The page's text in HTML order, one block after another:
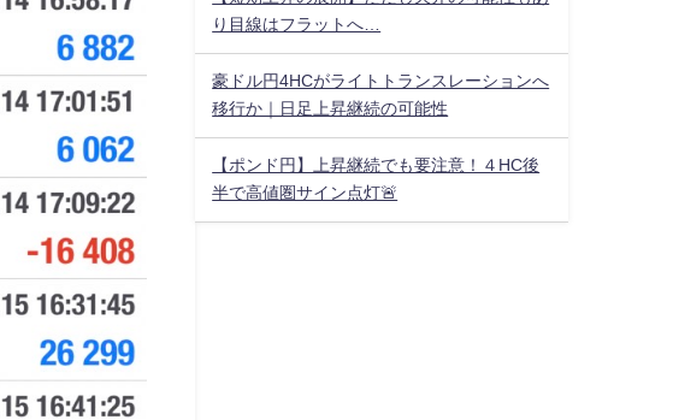
り目線はフラットへ…
豪ドル円4HCがライトトランスレーションへ
移行か｜日足上昇継続の可能性
【ポンド円】上昇継続でも要注意！４HC後
半で高値圏サイン点灯🚨